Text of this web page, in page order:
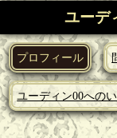
ユーデ
プロフィール
ユーディン00への